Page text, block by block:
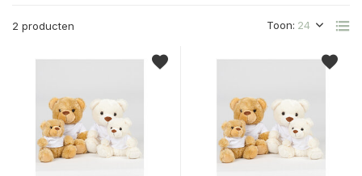
2 producten Toon: